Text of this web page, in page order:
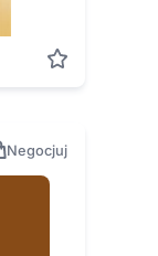
Negocjuj